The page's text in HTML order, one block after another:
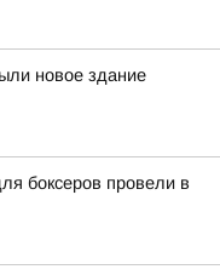
новое здание
боксеров провели в